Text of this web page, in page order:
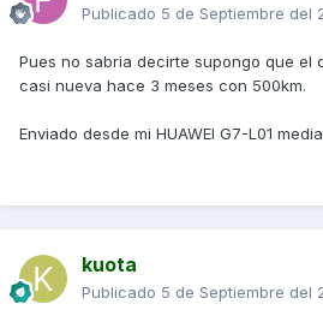
Publicado 5 de Septiembre del
Pues no sabria decirte supongo que el
casi nueva hace 3 meses con 500km.
Enviado desde mi HUAWEI G7-L01
kuota
Publicado 5 de Septiembre del